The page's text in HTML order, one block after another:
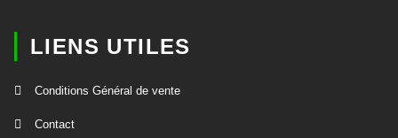
LIENS UTILES
Conditions Général de vente
Contact